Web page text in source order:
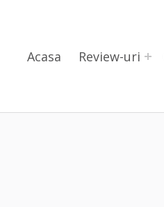
Acasa Review-uri